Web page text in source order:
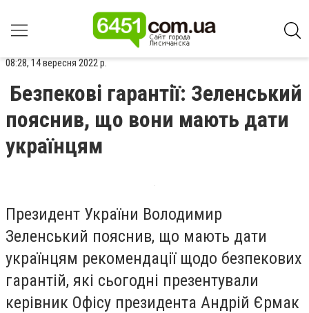
08:28, 14 вересня 2022 р.
Безпекові гарантії: Зеленський
пояснив, що вони мають дати
українцям
Президент України Володимир
Зеленський пояснив, що мають дати
українцям рекомендації щодо безпекових
гарантій, які сьогодні презентували
керівник Офісу президента Андрій Єрмак